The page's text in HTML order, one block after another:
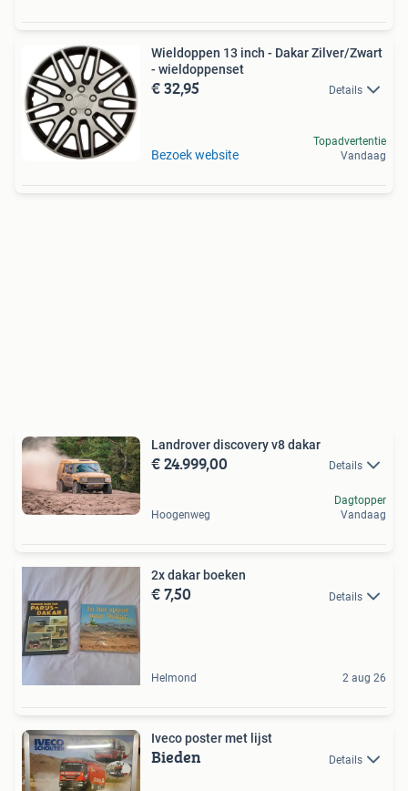
Wieldoppen 13 inch - Dakar Zilver/Zwart
- wieldoppenset
€ 32,95 Details
Bezoek website
Topadvertentie
Vandaag
Landrover discovery v8 dakar
€ 24.999,00 Details
Hoogenweg
Dagtopper
Vandaag
2x dakar boeken
€ 7,50 Details
Helmond 2 aug 26
Iveco poster met lijst
Bieden Details